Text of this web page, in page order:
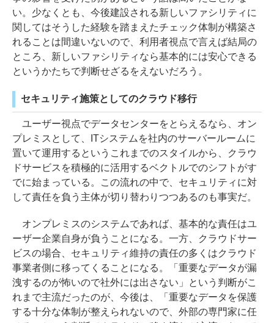
い。少なくとも、今後建設される新しいファシリティに
関してはそうした経験を踏まえたチェック体制が構築さ
れることは間違いないので、利用者視点で言えば結局の
ところ、新しいファシリティなら基本的には安心できる
というかたちで判断せざるをえないだろう。
セキュリティ施策としてのクラウド移行
ユーザー視点でデータセンターをとらえるなら、オン
プレミスとして、ITシステムを社内のサーバールームに
置いて運用するというこれまでのスタイルから、クラウ
ドサービスを積極的に活用するベクトルでのシフトがす
でに始まっている。この流れの中で、セキュリティに対
して責任を負う主体が切り替わりつつあるのも事実だ。
オンプレミスのシステムであれば、基本的な責任はユ
ーザー企業自身が負うことになる。一方、クラウドサー
ビスの場合、セキュリティ維持の責任の多くはクラウド
事業者側に移ってくることになる。「重要なデータが漏
洩するのが怖いので社外には出さない」という判断がこ
れまで主流だったのが、今後は、「重要なデータを保護
する十分な体制が整えられないので、外部の専門家に任